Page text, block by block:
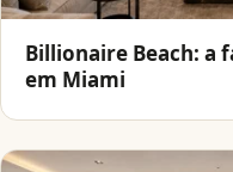
Billionaire Beach: a
em Miami